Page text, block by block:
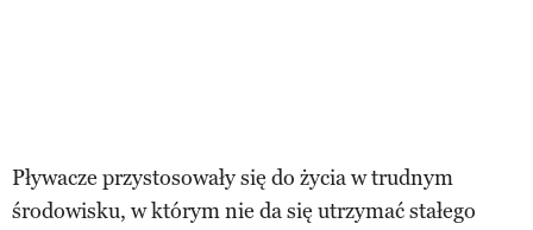
Pływacze przystosowały się do życia w trudnym
środowisku, w którym nie da się utrzymać stałego